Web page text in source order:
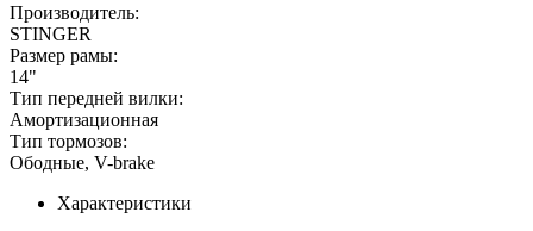
Производитель:
STINGER
Размер рамы:
14"
Тип передней вилки:
Амортизационная
Тип тормозов:
Ободные, V-brake
Характеристики